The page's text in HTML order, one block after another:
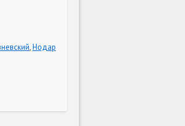
,Нодар